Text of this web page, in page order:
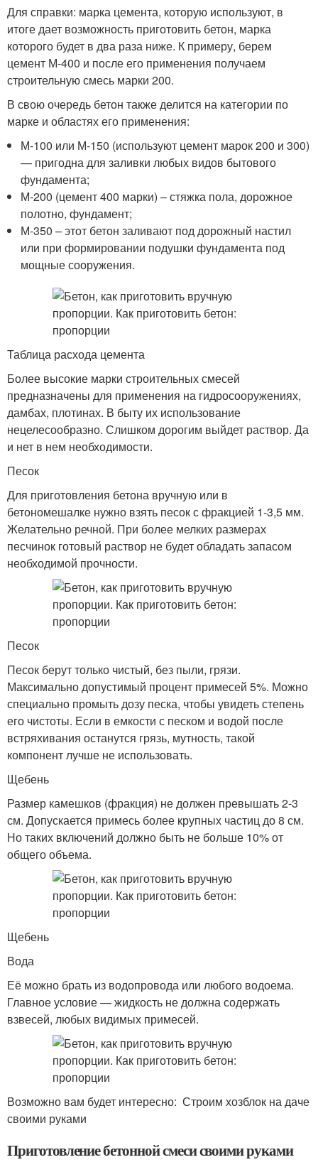
Для справки: марка цемента, которую используют, в
итоге дает возможность приготовить бетон, марка
которого будет в два раза ниже. К примеру, берем
цемент М-400 и после его применения получаем
строительную смесь марки 200.
В свою очередь бетон также делится на категории по
марке и областях его применения:
М-100 или М-150 (используют цемент марок 200 и 300)
— пригодна для заливки любых видов бытового
фундамента;
М-200 (цемент 400 марки) – стяжка пола, дорожное
полотно, фундамент;
М-350 – этот бетон заливают под дорожный настил
или при формировании подушки фундамента под
мощные сооружения.
Таблица расхода цемента
Более высокие марки строительных смесей
предназначены для применения на гидросооружениях,
дамбах, плотинах. В быту их использование
нецелесообразно. Слишком дорогим выйдет раствор. Да
и нет в нем необходимости.
Песок
Для приготовления бетона вручную или в
бетономешалке нужно взять песок с фракцией 1-3,5 мм.
Желательно речной. При более мелких размерах
песчинок готовый раствор не будет обладать запасом
необходимой прочности.
Песок
Песок берут только чистый, без пыли, грязи.
Максимально допустимый процент примесей 5%. Можно
специально промыть дозу песка, чтобы увидеть степень
его чистоты. Если в емкости с песком и водой после
встряхивания останутся грязь, мутность, такой
компонент лучше не использовать.
Щебень
Размер камешков (фракция) не должен превышать 2-3
см. Допускается примесь более крупных частиц до 8 см.
Но таких включений должно быть не больше 10% от
общего объема.
Щебень
Вода
Её можно брать из водопровода или любого водоема.
Главное условие — жидкость не должна содержать
взвесей, любых видимых примесей.
Возможно вам будет интересно: Строим хозблок на даче
своими руками
Приготовление бетонной смеси своими руками